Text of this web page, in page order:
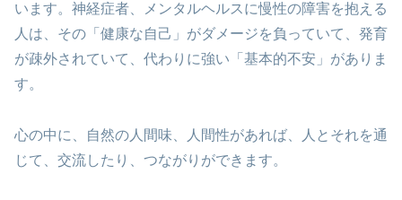
います。神経症者、メンタルヘルスに慢性の障害を抱える
人は、その「健康な自己」がダメージを負っていて、発育
が疎外されていて、代わりに強い「基本的不安」がありま
す。
心の中に、自然の人間味、人間性があれば、人とそれを通
じて、交流したり、つながりができます。